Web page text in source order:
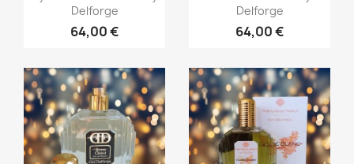
Delforge
64,00 €
Delforge
64,00 €